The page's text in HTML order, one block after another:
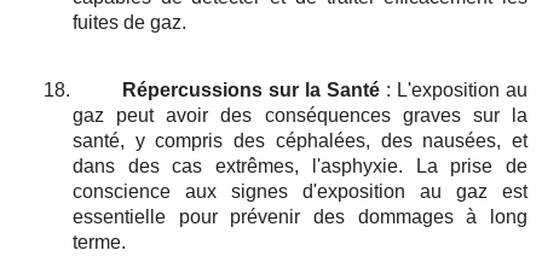
fuites de gaz.
18. Répercussions sur la Santé: L'exposition au
gaz peut avoir des conséquences graves sur la
santé, y compris des céphalées, des nausées, et
dans des cas extrêmes, l'asphyxie. La prise de
conscience aux signes d'exposition au gaz est
essentielle pour prévenir des dommages à long
terme.